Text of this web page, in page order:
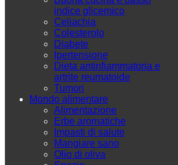
indice glicemico
Celiachia
Colesterolo
Diabete
Ipertensione
Dieta antinfiammatoria e
artrite reumatoide
Tumori
Mondo alimentare
Alimentazione
Erbe aromatiche
Impasti di salute
Mangiare sano
Olio di oliva